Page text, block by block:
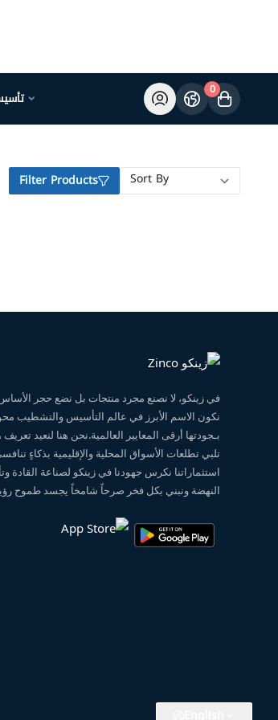
0
Filter Products
في زينكو، لا نصنع مجرد منتجات بل نضع حجر
نكون الاسم الأبرز في عالم التأسيس والتشطيب
بـجودتها أرقى المعايير العالمية.نحن هنا لنعيد
تلبي تطلعات الأسواق المحلية والإقليمية بذكاءٍ
استثماراتنا نكرس جهودنا في زينكو لصناعة القادة
النهضة ونبني بكل فخر صرحاً شامخاً يجسد طموح رؤية